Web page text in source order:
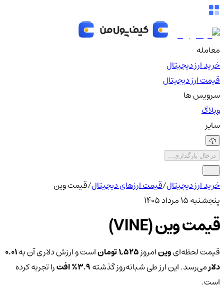
معامله
خرید ارز دیجیتال
قیمت ارز دیجیتال
سرویس ها
وبلاگ
سایر
درحال بارگذاری...
خرید ارز دیجیتال/قیمت ارزهای دیجیتال/قیمت وین
پنجشنبه ۱۵ مرداد ۱۴۰۵
قیمت وین (VINE)
قیمت لحظه‌ایوینامروز1,525 تومان است و ارزش دلاری آن به0.01
دلارمی‌رسد. این ارز طی شبانه‌روز گذشته3.9% افترا تجربه کرده
است.